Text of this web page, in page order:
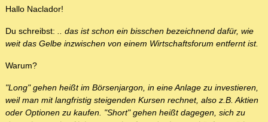
Hallo Naclador!
Du schreibst: .. das ist schon ein bisschen bezeichnend dafür, wie
weit das Gelbe inzwischen von einem Wirtschaftsforum entfernt ist.
Warum?
"Long" gehen heißt im Börsenjargon, in eine Anlage zu investieren,
weil man mit langfristig steigenden Kursen rechnet, also z.B. Aktien
oder Optionen zu kaufen. "Short" gehen heißt dagegen, sich zu